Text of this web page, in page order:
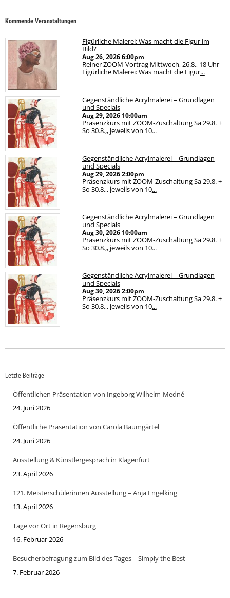
Kommende Veranstaltungen
Figürliche Malerei: Was macht die Figur im
Bild?
Aug 26, 20266:00pm
Reiner ZOOM-Vortrag Mittwoch, 26.8., 18 Uhr
Figürliche Malerei: Was macht die Figur...
Gegenständliche Acrylmalerei – Grundlagen
und Specials
Aug 29, 2026 10:00am
Präsenzkurs mit ZOOM-Zuschaltung Sa 29.8. +
So 30.8.,, jeweils von 10...
Gegenständliche Acrylmalerei – Grundlagen
und Specials
Aug 29, 20262:00pm
Präsenzkurs mit ZOOM-Zuschaltung Sa 29.8. +
So 30.8.,, jeweils von 10...
Gegenständliche Acrylmalerei – Grundlagen
und Specials
Aug 30, 2026 10:00am
Präsenzkurs mit ZOOM-Zuschaltung Sa 29.8. +
So 30.8.,, jeweils von 10...
Gegenständliche Acrylmalerei – Grundlagen
und Specials
Aug 30, 20262:00pm
Präsenzkurs mit ZOOM-Zuschaltung Sa 29.8. +
So 30.8.,, jeweils von 10...
Letzte Beiträge
Öffentlichen Präsentation von Ingeborg Wilhelm-Medné
24. Juni 2026
Öffentliche Präsentation von Carola Baumgärtel
24. Juni 2026
Ausstellung & Künstlergespräch in Klagenfurt
23. April 2026
121. Meisterschülerinnen Ausstellung – Anja Engelking
13. April 2026
Tage vor Ort in Regensburg
16. Februar 2026
Besucherbefragung zum Bild des Tages – Simply the Best
7. Februar 2026